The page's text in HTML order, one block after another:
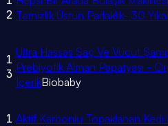
2 Temizlik Üstün Parlaklık- 30
1
3
Ultra Hassas Saç Ve Vücut
Prebiyotik Alman Papatyası -
IçerikBiobaby
1 Aktif Karbonlu Topaklanan Kedi